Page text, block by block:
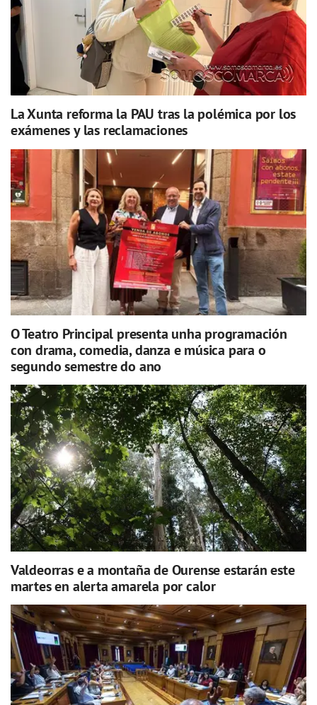
La Xunta reforma la PAU tras la polémica por los
exámenes y las reclamaciones
O Teatro Principal presenta unha programación
con drama, comedia, danza e música para o
segundo semestre do ano
Valdeorras e a montaña de Ourense estarán este
martes en alerta amarela por calor